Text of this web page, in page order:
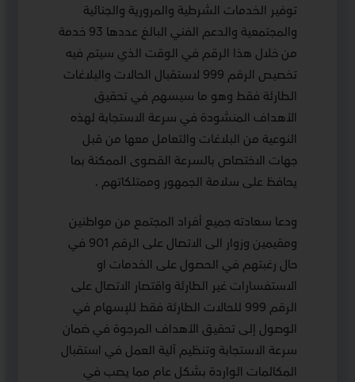
توفير الخدمات الشرطية والمرورية والجنائية
والمجتمعية والدعم الفني البالغ عددها 93 خدمة
من خلال هذا الرقم في الوقت الذي سيتم فيه
تخصيص الرقم 999 لاستقبال الحالات والبلاغات
الطارئة فقط وهو ما سيسهم في تحقيق
الأهداف المنشودة في سرعة الاستجابة لهذه
النوعية من البلاغات والتعامل معها من قبل
جهات الاختصاص بالسرعة القصوى الممكنة بما
يحافظ على سلامة الجمهور وممتلكاتهم .
ودعا سعادته جميع أفراد المجتمع من مواطنين
ومقيمين وزوار الى الاتصال على الرقم 901 في
حال رغبتهم في الحصول على الخدمات او
الاستفسارات غير الطارئة واقتصار الاتصال على
الرقم 999 للحالات الطارئة فقط للإسهام في
الوصول إلى تحقيق الأهداف المرجوة في ضمان
سرعة الاستجابة وتنظيم آلية العمل في استقبال
المكالمات الواردة بشكل عام مما يصب في